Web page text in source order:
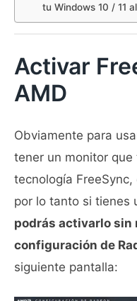
tu Windows 10 / 11
Activar
AMD
Obviamente para
tener un monitor
tecnología
por lo tanto si tienes
podrás activarlo sin
configuración de
siguiente pantalla: